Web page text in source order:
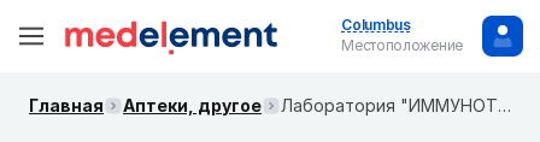
Columbus
Местоположение
Главная Аптеки, другое Лаборатория "ИММУНОТЕСТ"